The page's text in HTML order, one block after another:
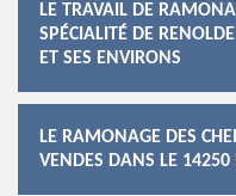
LE TRAVAIL DE
SPÉCIALITÉ DE
ET SES ENVIRONS
LE RAMONAGE DES
VENDES DANS LE 14250